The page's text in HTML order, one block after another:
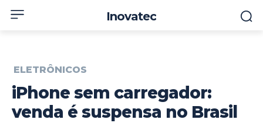
Inovatec
ELETRÔNICOS
iPhone sem carregador:
venda é suspensa no Brasil